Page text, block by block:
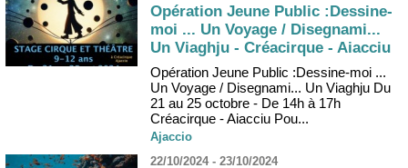
Opération Jeune Public :Dessine-
moi ... Un Voyage / Disegnami...
Un Viaghju - Créacirque - Aiacciu
Opération Jeune Public :Dessine-moi ...
Un Voyage / Disegnami... Un Viaghju Du
21 au 25 octobre - De 14h à 17h
Créacirque - Aiacciu Pou...
Ajaccio
22/10/2024 - 23/10/2024